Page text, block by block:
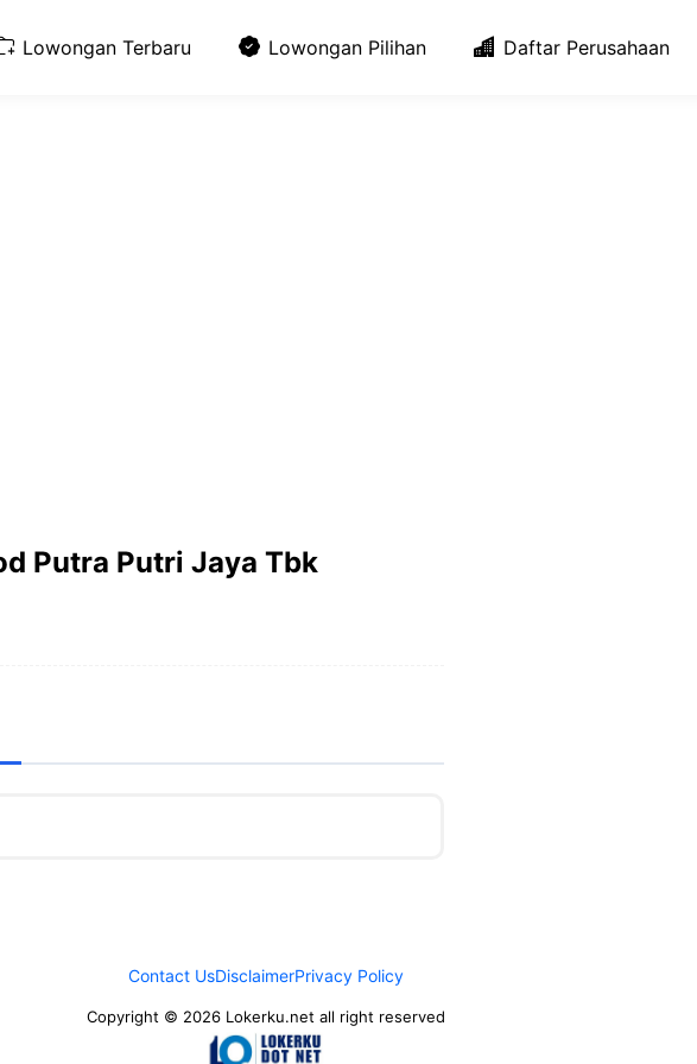
Lowongan Terbaru Lowongan Pilihan Daftar Perusahaan
Putra Putri Jaya Tbk
Contact UsDisclaimerPrivacy Policy
Copyright © 2026 Lokerku.net all right reserved